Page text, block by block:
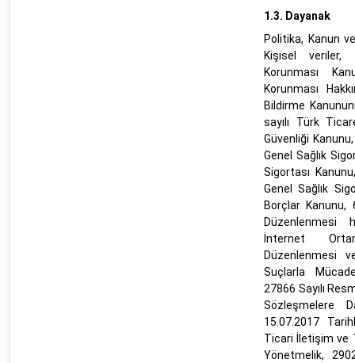
1.3. Dayanak
Politika, Kanun
Kişisel veriler,
Korunması
Korunması
Bildirme
sayılı Türk
Güvenliği
Genel Sağlık
Sigortası
Genel Sağlık
Borçlar Kanunu,
Düzenlenmesi
İnternet
Düzenlenmesi
Suçlarla
27866 Sayılı
Sözleşmelere
15.07.2017
Ticari İletişim ve
Yönetmelik,